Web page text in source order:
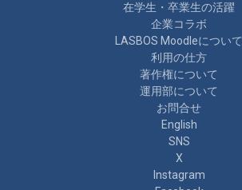
在学生・卒業生の活躍
企業コラボ
LASBOS Moodleについて
利用の仕方
著作権について
運用部について
お問合せ
English
SNS
X
Instagram